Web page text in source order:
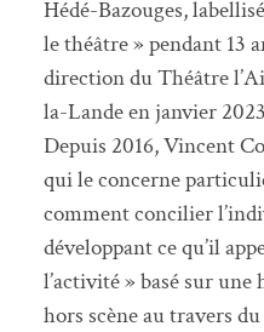
Hédé-Bazouges,
le théâtre » pendant 13
direction du Théâtre
la-Lande en janvier
Depuis 2016, Vincent
qui le concerne
comment concilier
développant ce qu’il
l’activité » basé sur
hors scène au travers